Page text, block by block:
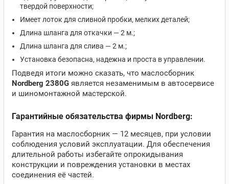
твердой поверхности;
Имеет лоток для сливной пробки, мелких деталей;
Длина шланга для откачки — 2 м.;
Длина шланга для слива — 2 м.;
Установка безопасна, надежна и проста в управлении.
Подведя итоги можно сказать, что маслосборник
Nordberg 2380G является незаменимым в автосервисе
и шиномонтажной мастерской.
Гарантийные обязательства фирмы Nordberg:
Гарантия на маслосборник — 12 месяцев, при условии
соблюдения условий эксплуатации. Для обеспечения
длительной работы избегайте опрокидывания
конструкции и повреждения установки в местах
соединения её частей.